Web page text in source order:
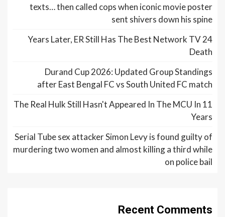
texts… then called cops when iconic movie poster
sent shivers down his spine
24 Years Later, ER Still Has The Best Network TV
Death
Durand Cup 2026: Updated Group Standings
after East Bengal FC vs South United FC match
The Real Hulk Still Hasn't Appeared In The MCU In 11
Years
Serial Tube sex attacker Simon Levy is found guilty of
murdering two women and almost killing a third while
on police bail
Recent Comments